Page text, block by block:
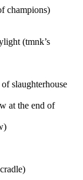
champions)
(tmnk’s
slaughterhouse
at the end of